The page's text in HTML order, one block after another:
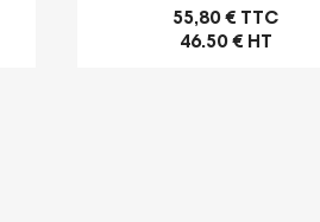
55,80 € TTC
46.50 € HT